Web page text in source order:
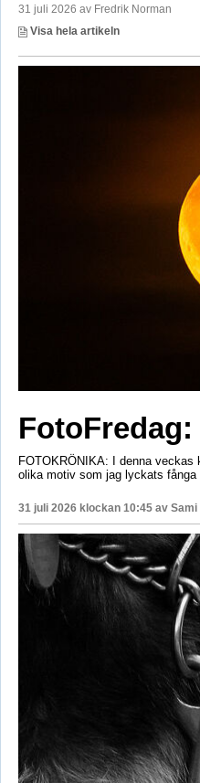
31 juli 2026 av Fredrik Norman
Visa hela artikeln
FOTOKRÖNIKA: I denna
olika motiv som jag lyckats fånga
31 juli 2026 klockan 10:45 av Sami